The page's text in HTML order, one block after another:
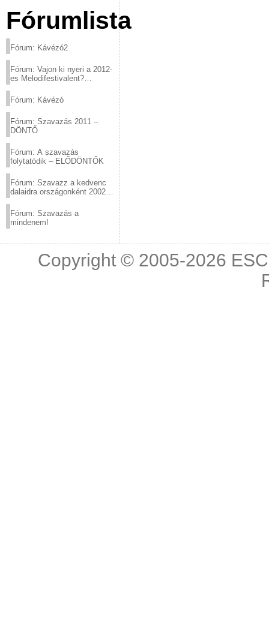
Fórumlista
Fórum: Kávézó2
Fórum: Vajon ki nyeri a 2012-
es Melodifestivalent?
Fórum: Kávézó
Fórum: Szavazás 2011 –
DÖNTŐ
Fórum: A szavazás
folytatódik – ELŐDÖNTŐK
Fórum: Szavazz a kedvenc
dalaidra országonként 2002
Fórum: Szavazás a
mindenem!
Copyright © 2005-2026